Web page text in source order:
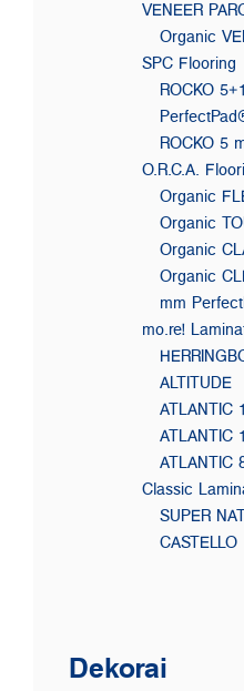
VENEER
Organic
SPC Flooring
ROCKO
ROCKO 5
O.R.C.A.
Organic
Organic
Organic
Organic
mm
mo.re!
ALTITUDE
ATLANTIC
ATLANTIC
ATLANTIC
Classic
SUPER
CASTELLO
Dekorai